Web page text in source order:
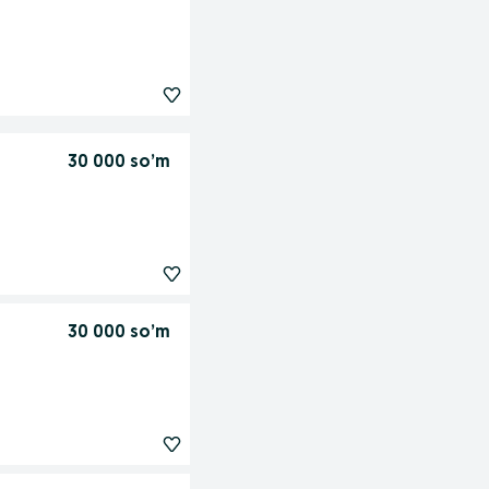
30 000 so’m
30 000 so’m